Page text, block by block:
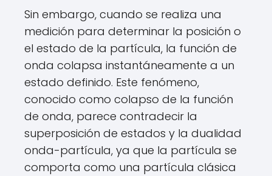
Sin embargo, cuando se realiza una
medición para determinar la posición o
el estado de la partícula, la función de
onda colapsa instantáneamente a un
estado definido. Este fenómeno,
conocido como colapso de la función
de onda, parece contradecir la
superposición de estados y la dualidad
onda-partícula, ya que la partícula se
comporta como una partícula clásica